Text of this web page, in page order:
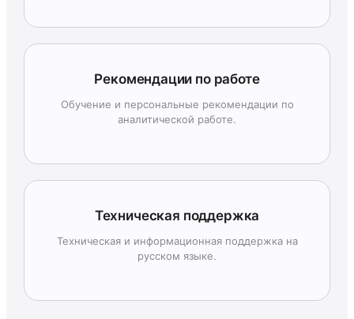
Рекомендации по работе
Обучение и персональные рекомендации по
аналитической работе.
Техническая поддержка
Техническая и информационная поддержка на
русском языке.